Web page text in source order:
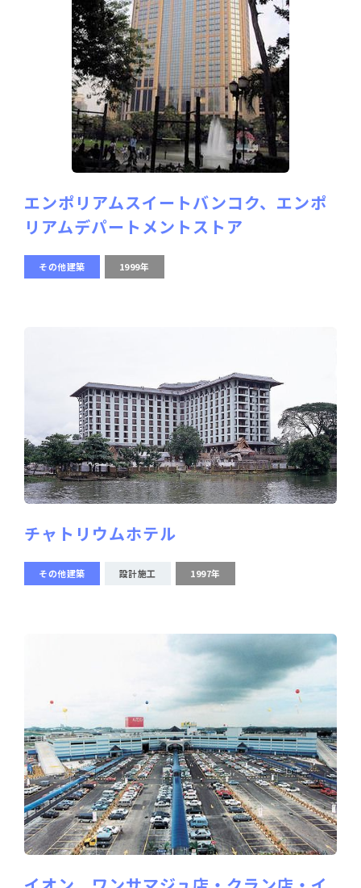
エンポリアムスイートバンコク、エンポ
リアムデパートメントストア
その他建築 1999年
チャトリウムホテル
その他建築 設計施工 1997年